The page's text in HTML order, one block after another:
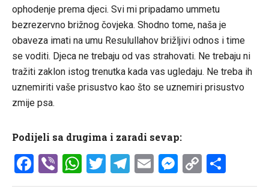
ophodenje prema djeci. Svi mi pripadamo ummetu
bezrezervno brižnog čovjeka. Shodno tome, naša je
obaveza imati na umu Resulullahov brižljivi odnos i time
se voditi. Djeca ne trebaju od vas strahovati. Ne trebaju ni
tražiti zaklon istog trenutka kada vas ugledaju. Ne treba ih
uznemiriti vaše prisustvo kao što se uznemiri prisustvo
zmije psa.
Podijeli sa drugima i zaradi sevap:
Facebook
ViberWhatsApp
Twitter
Telegram
EmailCopy